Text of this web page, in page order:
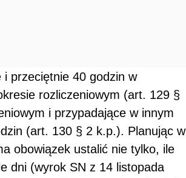
przeciętnie 40 godzin w
rozliczeniowym (art. 129 §
i przypadające w innym
(art. 130 § 2 k.p.). Planując w
obowiązek ustalić nie tylko, ile
dni (wyrok SN z 14 listopada